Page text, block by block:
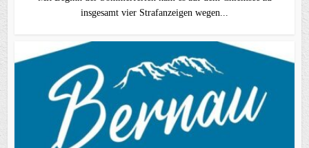
insgesamt vier Strafanzeigen wegen...